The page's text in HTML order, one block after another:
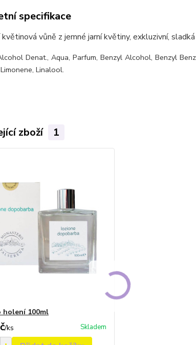
specifikace
vůně z jemné jarní květiny, exkluzivní,
Denat., Aqua, Parfum, Benzyl Alcohol, Benzyl
Linalool.
zboží 1
holení 100ml
/ks Skladem